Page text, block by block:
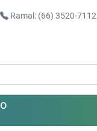
Ramal: (66) 3520-7112